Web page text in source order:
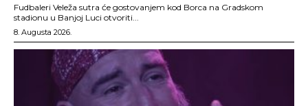
Fudbaleri Veleža sutra će gostovanjem kod Borca na Gradskom
stadionu u Banjoj Luci otvoriti...
8. Augusta 2026.